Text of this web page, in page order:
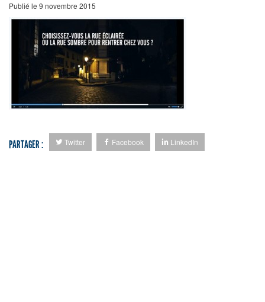
Publié le 9 novembre 2015
PARTAGER : Twitter Facebook LinkedIn